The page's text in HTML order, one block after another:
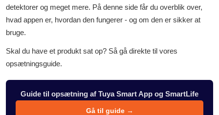
detektorer og meget mere. På denne side får du overblik over,
hvad appen er, hvordan den fungerer - og om den er sikker at
bruge.
Skal du have et produkt sat op? Så gå direkte til vores
opsætningsguide.
Guide til opsætning af Tuya Smart App og SmartLife
Gå til guide →